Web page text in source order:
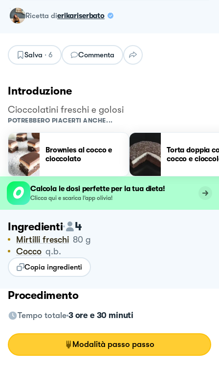
ricetta dierikariserbato
Salva · 6 Commenta
Introduzione
Cioccolatini freschi e golosi
POTREBBERO PIACERTI ANCHE...
Brownies al cocco e
cioccolato
Torta doppia
cocco e
Calcola le dosi perfette per la tua dieta!
Clicca qui e scarica l’app olivia!
Ingredienti 4
Mirtilli freschi 80 g
Cocco q.b.
Copia ingredienti
Procedimento
Tempo totale 3 ore e 30 minuti
Modalità passo passo